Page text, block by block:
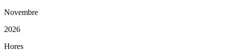
Novembre
2026
Hores